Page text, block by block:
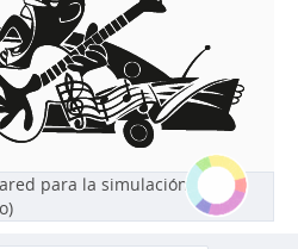
para la simulación